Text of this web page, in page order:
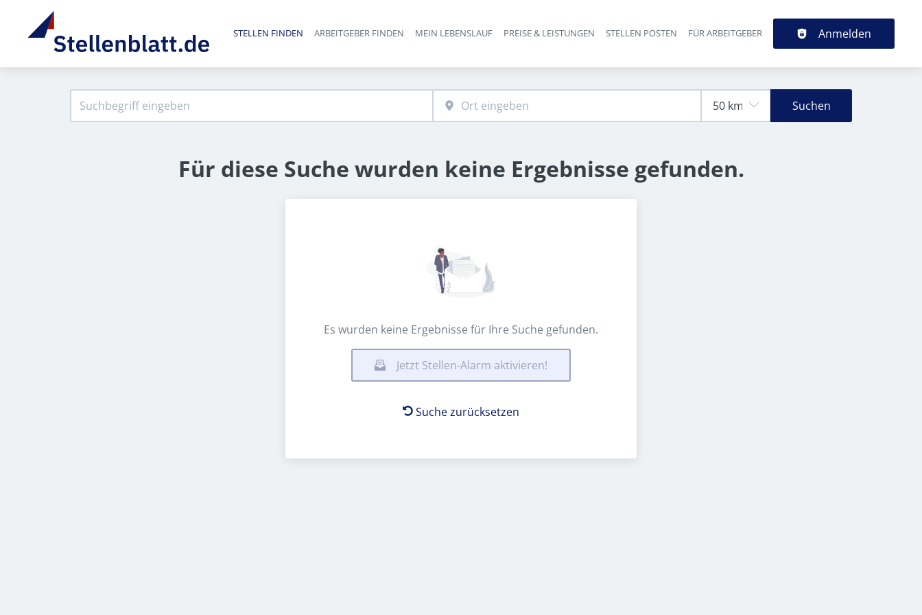
Haupt-Navigation
STELLEN FINDEN ARBEITGEBER FINDEN MEIN LEBENSLAUF PREISE & LEISTUNGEN STELLEN POSTEN FÜR ARBEITGEBER Anmelden
Suchen
Für diese Suche wurden keine Ergebnisse gefunden.
Es wurden keine Ergebnisse für Ihre Suche gefunden.
Jetzt Stellen-Alarm aktivieren!
Suche zurücksetzen